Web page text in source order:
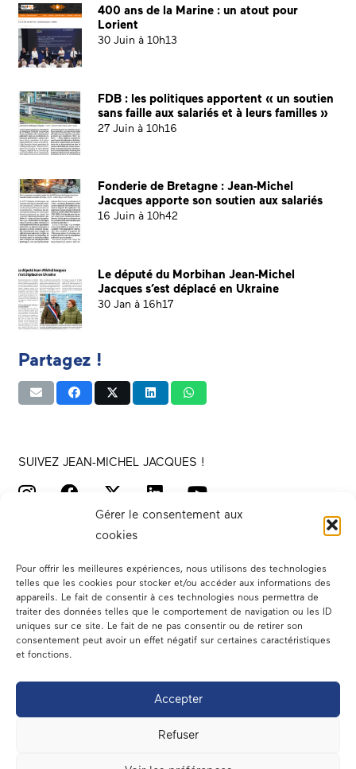
Gérer le consentement aux
cookies
Pour offrir les meilleures expériences, nous utilisons des technologies
telles que les cookies pour stocker et/ou accéder aux informations des
appareils. Le fait de consentir à ces technologies nous permettra de
traiter des données telles que le comportement de navigation ou les ID
uniques sur ce site. Le fait de ne pas consentir ou de retirer son
consentement peut avoir un effet négatif sur certaines caractéristiques
et fonctions.
Accepter
Refuser
400 ans de la Marine : un atout pour
Lorient
30 Juin à 10h13
FDB : les politiques apportent « un soutien
sans faille aux salariés et à leurs familles »
27 Juin à 10h16
Fonderie de Bretagne : Jean-Michel
Jacques apporte son soutien aux salariés
16 Juin à 10h42
Le député du Morbihan Jean-Michel
Jacques s’est déplacé en Ukraine
30 Jan à 16h17
Partagez !
SUIVEZ JEAN-MICHEL JACQUES !
Votre député
Dans les médias
En circonscription